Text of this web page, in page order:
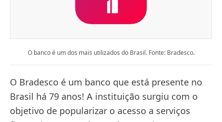
O banco é um dos mais utilizados do Brasil. Fonte: Bradesco.
O Bradesco é um banco que está presente no
Brasil há 79 anos! A instituição surgiu com o
objetivo de popularizar o acesso a serviços